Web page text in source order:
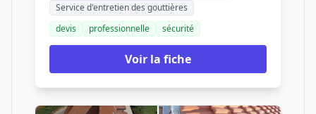
Service d'entretien des gouttières
devis
professionnelle sécurité
Voir la fiche